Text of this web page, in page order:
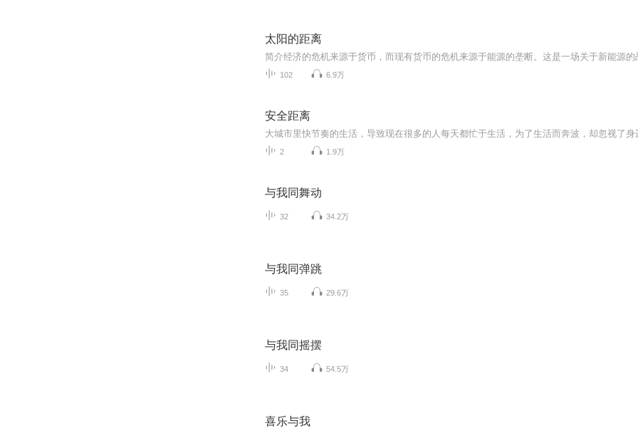
太阳的距离
102 6.9万
安全距离
2 1.9万
与我同舞动
32 34.2万
与我同弹跳
35 29.6万
与我同摇摆
34 54.5万
喜乐与我